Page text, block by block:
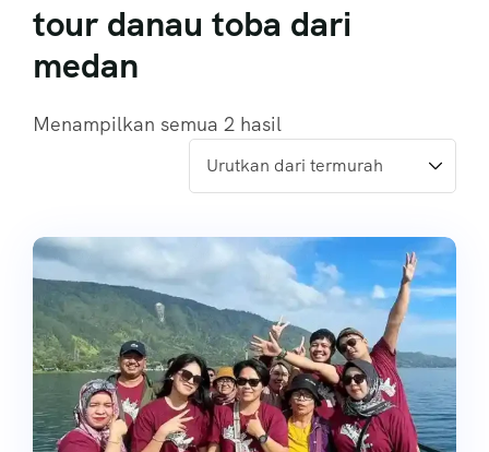
tour danau toba dari
medan
Menampilkan semua 2 hasil